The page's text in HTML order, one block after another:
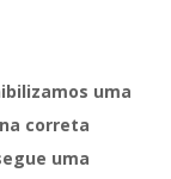
uma
correta
uma